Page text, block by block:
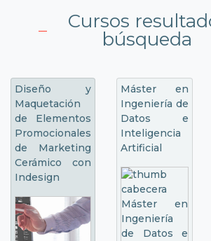
Cursos
búsqueda
Diseño y
Maquetación
de Elementos
Promocionales
de Marketing
Cerámico con
Indesign
Máster en
Ingeniería de
Datos e
Inteligencia
Artificial